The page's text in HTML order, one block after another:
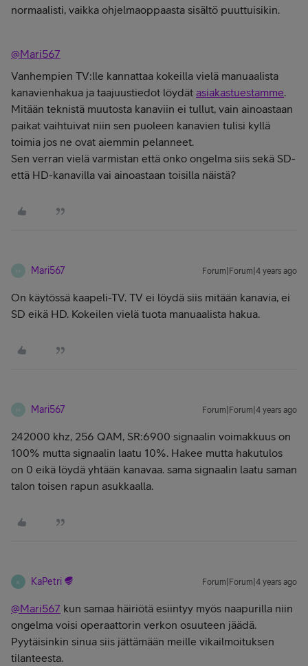
normaalisti, vaikka ohjelmaoppaasta sisältö puuttuisikin.
@Mari567
Vanhempien TV:lle kannattaa kokeilla vielä manuaalista
kanavienhakua ja taajuustiedot löydät asiakastuestamme.
Mitään teknistä muutosta kanaviin ei tullut, vain ainoastaan
paikat vaihtuivat niin sen puoleen kanavien tulisi kyllä
toimia jos ne ovat aiemmin pelanneet.
Sen verran vielä varmistan että onko ongelma siis sekä SD-
että HD-kanavilla vai ainoastaan toisilla näistä?
M Mari567 Forum|Forum|4 years ago
On käytössä kaapeli-TV. TV ei löydä siis mitään kanavia, ei
SD eikä HD. Kokeilen vielä tuota manuaalista hakua.
M Mari567 Forum|Forum|4 years ago
242000 khz, 256 QAM, SR:6900 signaalin voimakkuus on
100% mutta signaalin laatu 10%. Hakee mutta hakutulos
on 0 eikä löydä yhtään kanavaa. sama signaalin laatu saman
talon toisen rapun asukkaalla.
K KaPetri Forum|Forum|4 years ago
@Mari567 kun samaa häiriötä esiintyy myös naapurilla niin
ongelma voisi operaattorin verkon osuuteen jäädä.
Pyytäisinkin sinua siis jättämään meille vikailmoituksen
tilanteesta.